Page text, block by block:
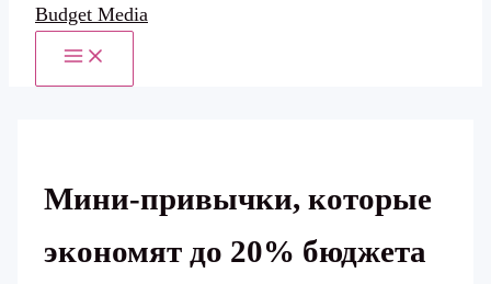
Budget Media
MAIN
Мини-привычки, которые
экономят до 20% бюджета